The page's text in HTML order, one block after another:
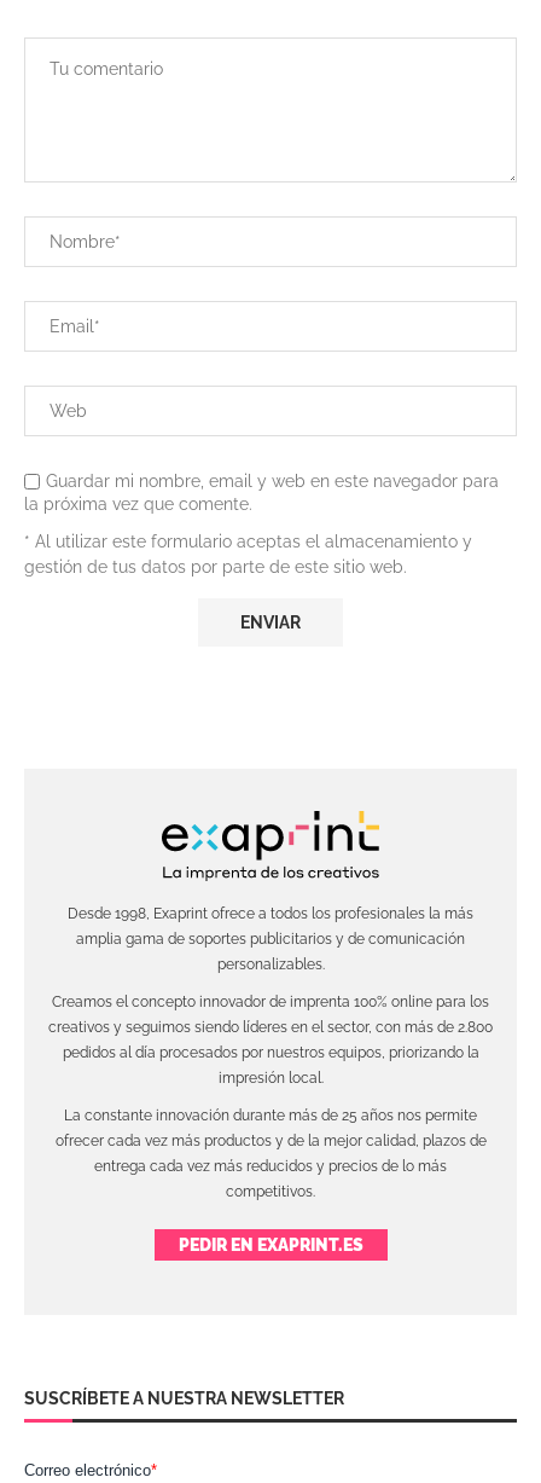
Guardar mi nombre, email y web en este navegador para
la próxima vez que comente.
* Al utilizar este formulario aceptas el almacenamiento y
gestión de tus datos por parte de este sitio web.
Desde 1998, Exaprint ofrece a todos los profesionales la más
amplia gama de soportes publicitarios y de comunicación
personalizables.
Creamos el concepto innovador de imprenta 100% online para los
creativos y seguimos siendo líderes en el sector, con más de 2.800
pedidos al día procesados por nuestros equipos, priorizando la
impresión local.
La constante innovación durante más de 25 años nos permite
ofrecer cada vez más productos y de la mejor calidad, plazos de
entrega cada vez más reducidos y precios de lo más
competitivos.
PEDIR EN EXAPRINT.ES
SUSCRÍBETE A NUESTRA NEWSLETTER